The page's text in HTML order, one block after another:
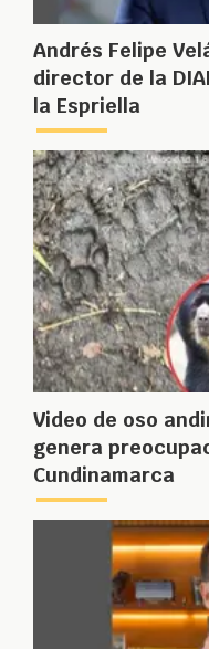
Andrés Felipe
director de la
la Espriella
Video de oso
genera
Cundinamarca